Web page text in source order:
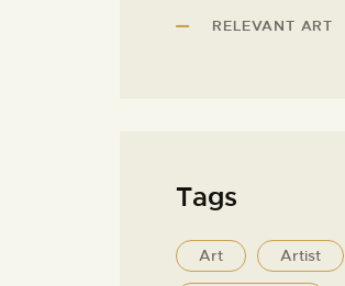
RELEVANT ART
Tags
Art Artist